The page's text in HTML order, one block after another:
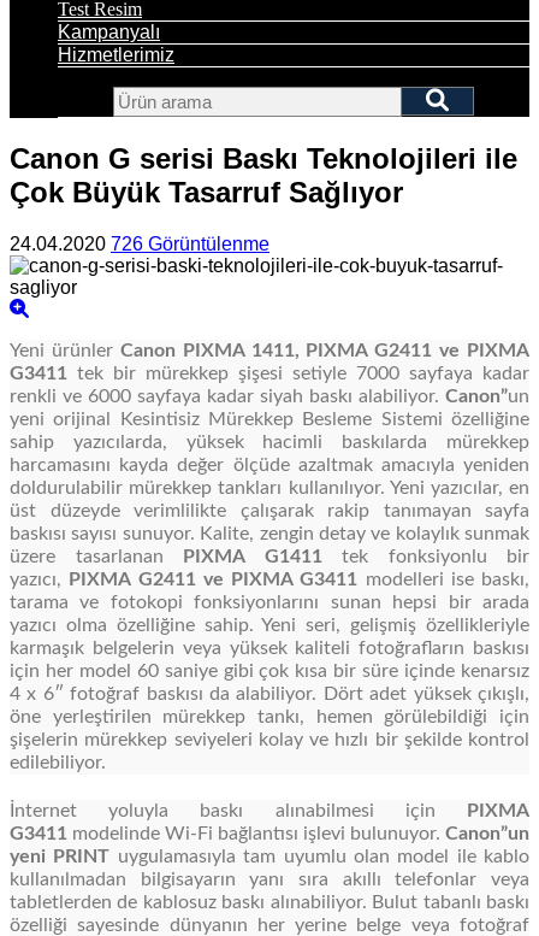
Test Resim
Kampanyalı
Hizmetlerimiz
Canon G serisi Baskı Teknolojileri ile
Çok Büyük Tasarruf Sağlıyor
24.04.2020 726 Görüntülenme
Yeni ürünler Canon PIXMA 1411, PIXMA G2411 ve PIXMA
G3411 tek bir mürekkep şişesi setiyle 7000 sayfaya kadar
renkli ve 6000 sayfaya kadar siyah baskı alabiliyor. Canon”un
yeni orijinal Kesintisiz Mürekkep Besleme Sistemi özelliğine
sahip yazıcılarda, yüksek hacimli baskılarda mürekkep
harcamasını kayda değer ölçüde azaltmak amacıyla yeniden
doldurulabilir mürekkep tankları kullanılıyor. Yeni yazıcılar, en
üst düzeyde verimlilikte çalışarak rakip tanımayan sayfa
baskısı sayısı sunuyor. Kalite, zengin detay ve kolaylık sunmak
üzere tasarlanan PIXMA G1411 tek fonksiyonlu bir
yazıcı,
PIXMA G2411 ve PIXMA G3411 modelleri ise baskı,
tarama ve fotokopi fonksiyonlarını sunan hepsi bir arada
yazıcı olma özelliğine sahip. Yeni seri, gelişmiş özellikleriyle
karmaşık belgelerin veya yüksek kaliteli fotoğrafların baskısı
için her model 60 saniye gibi çok kısa bir süre içinde kenarsız
4 x 6″ fotoğraf baskısı da alabiliyor. Dört adet yüksek çıkışlı,
öne yerleştirilen mürekkep tankı, hemen görülebildiği için
şişelerin mürekkep seviyeleri kolay ve hızlı bir şekilde kontrol
edilebiliyor.
İnternet yoluyla baskı alınabilmesi için
PIXMA
G3411 modelinde Wi-Fi bağlantısı işlevi bulunuyor. Canon”un
yeni PRINT uygulamasıyla tam uyumlu olan model ile kablo
kullanılmadan bilgisayarın yanı sıra akıllı telefonlar veya
tabletlerden de kablosuz baskı alınabiliyor. Bulut tabanlı baskı
özelliği sayesinde dünyanın her yerine belge veya fotoğraf